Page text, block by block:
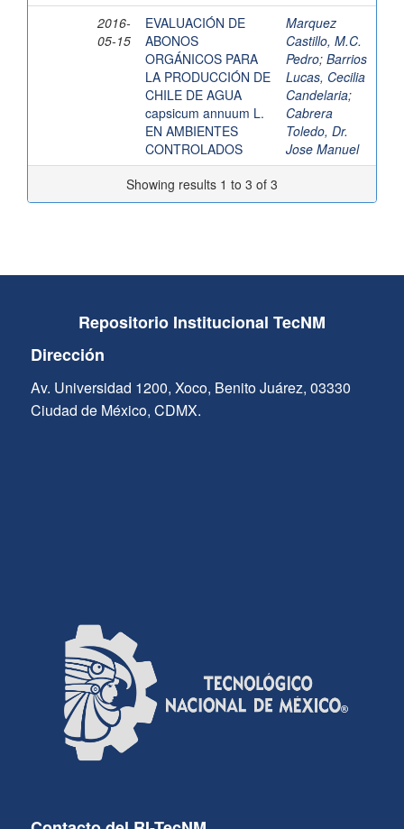
2016-
05-15
EVALUACIÓN DE
ABONOS
ORGÁNICOS PARA
LA PRODUCCIÓN DE
CHILE DE AGUA
capsicum annuum L.
EN AMBIENTES
CONTROLADOS
Marquez
Castillo, M.C.
Pedro; Barrios
Lucas, Cecilia
Candelaria;
Cabrera
Toledo, Dr.
Jose Manuel
Showing results 1 to 3 of 3
Repositorio Institucional TecNM
Dirección
Av. Universidad 1200, Xoco, Benito Juárez, 03330
Ciudad de México, CDMX.